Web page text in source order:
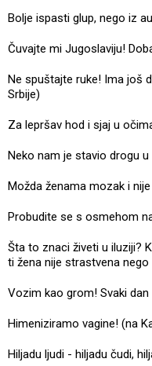
Bolje ispasti glup, nego iz
Čuvajte mi Jugoslaviju!
Ne spuštajte ruke! Ima još
Srbije)
Za lepršav hod i sjaj u
Neko nam je stavio drogu
Možda ženama mozak i
Probudite se s osmehom
Šta to znaci živeti u iluziji?
ti žena nije strastvena
Vozim kao grom! Svaki
Himeniziramo vagine! (na
Hiljadu ljudi - hiljadu čudi,